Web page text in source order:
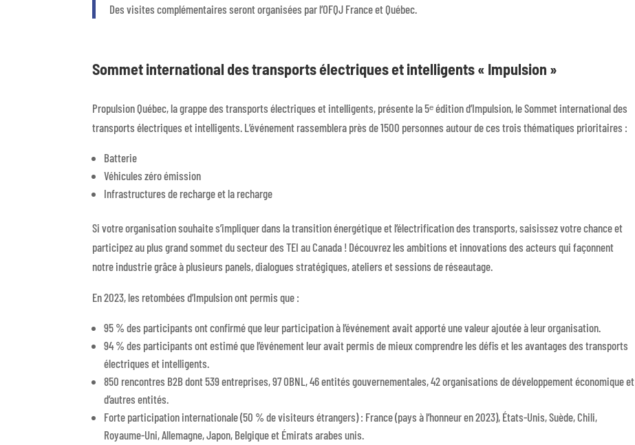
Des visites complémentaires seront organisées par l’OFQJ France et Québec.
Sommet international des transports électriques et intelligents « Impulsion »
​Propulsion Québec, la grappe des transports électriques et intelligents, présente la 5ᵉ édition d’Impulsion, le Sommet international des
transports électriques et intelligents. L’événement rassemblera près de 1500 personnes autour de ces trois thématiques prioritaires :
Batterie
Véhicules zéro émission
Infrastructures de recharge et la recharge
Si votre organisation souhaite s’impliquer dans la transition énergétique et l’électrification des transports, saisissez votre chance et
participez au plus grand sommet du secteur des TEI au Canada ! Découvrez les ambitions et innovations des acteurs qui façonnent
notre industrie grâce à plusieurs panels, dialogues stratégiques, ateliers et sessions de réseautage.
En 2023, les retombées d’Impulsion ont permis que :
95 % des participants ont confirmé que leur participation à l’événement avait apporté une valeur ajoutée à leur organisation.
94 % des participants ont estimé que l’événement leur avait permis de mieux comprendre les défis et les avantages des transports
électriques et intelligents.
850 rencontres B2B dont 539 entreprises, 97 OBNL, 46 entités gouvernementales, 42 organisations de développement économique et
d’autres entités.
Forte participation internationale (50 % de visiteurs étrangers) : France (pays à l’honneur en 2023), États-Unis, Suède, Chili,
Royaume-Uni, Allemagne, Japon, Belgique et Émirats arabes unis.